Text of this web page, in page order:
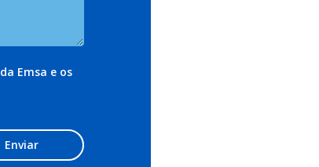
da Emsa e os
Enviar